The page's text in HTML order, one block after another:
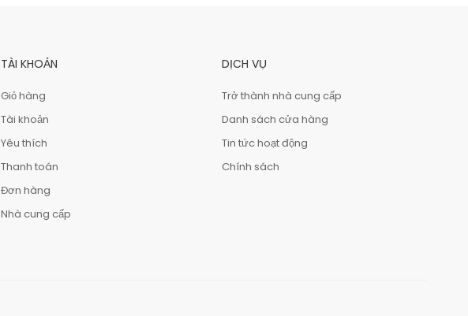
TÀI KHOẢN
Giỏ hàng
Tài khoản
Yêu thích
Thanh toán
Đơn hàng
Nhà cung cấp
DỊCH VỤ
Trở thành nhà cung cấp
Danh sách cửa hàng
Tin tức hoạt động
Chính sách